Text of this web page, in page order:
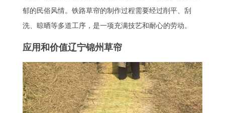
郁的民俗风情。铁路草帘的制作过程需要经过削平、刮
洗、晾晒等多道工序，是一项充满技艺和耐心的劳动。
应用和价值辽宁锦州草帘